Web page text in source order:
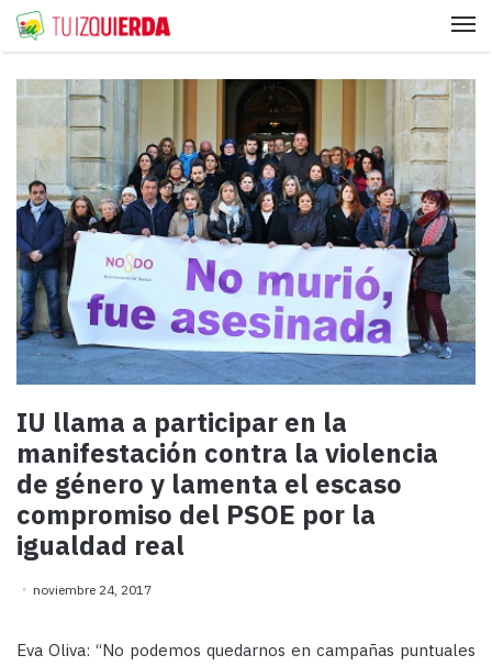
IU llama a participar en la
manifestación contra la violencia
de género y lamenta el escaso
compromiso del PSOE por la
igualdad real
noviembre 24, 2017
Eva Oliva: “No podemos quedarnos en campañas puntuales